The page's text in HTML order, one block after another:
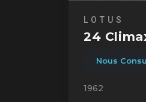
LOTUS
24
Nous
1962